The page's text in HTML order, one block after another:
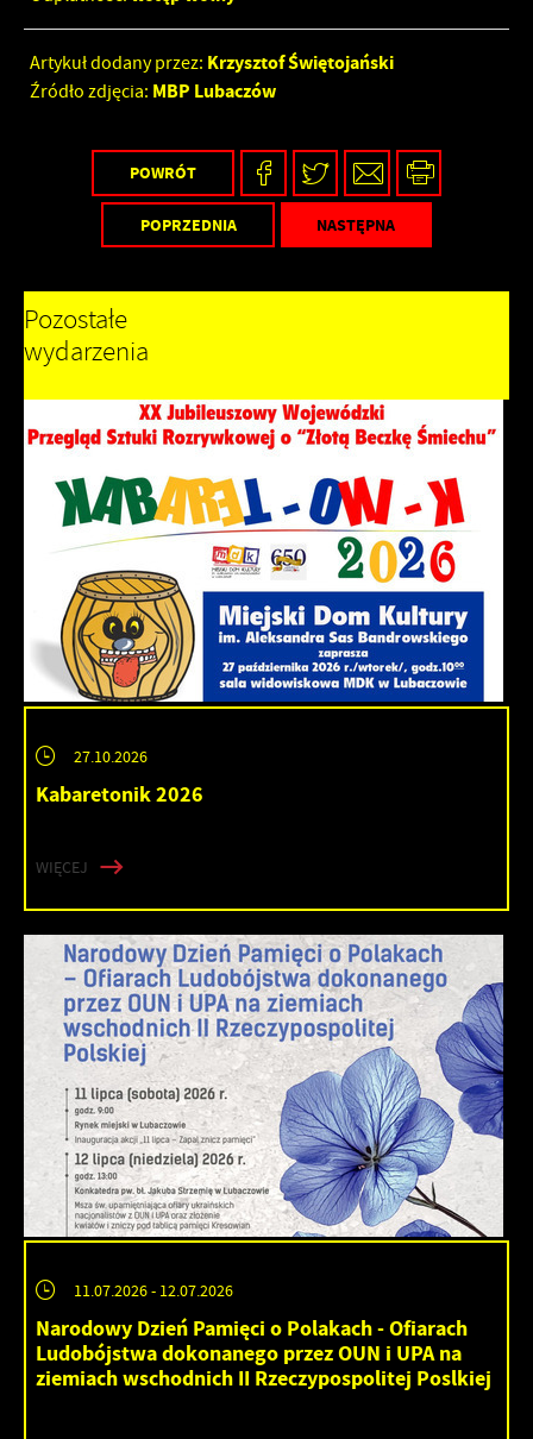
Artykuł dodany przez: Krzysztof Świętojański
Źródło zdjęcia: MBP Lubaczów
POWRÓT
POPRZEDNIA NASTĘPNA
Pozostałe
wydarzenia
27.10.2026
Kabaretonik 2026
WIĘCEJ
11.07.2026- 12.07.2026
Narodowy Dzień Pamięci o Polakach - Ofiarach
Ludobójstwa dokonanego przez OUN i UPA na
ziemiach wschodnich II Rzeczypospolitej Poslkiej